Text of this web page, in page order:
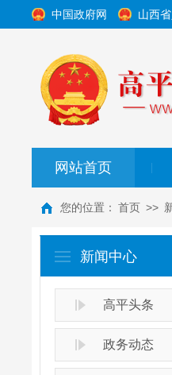
中国政府网 山西
网站首页
您的位置： 首页 >>
新闻中心
高平头条
政务动态